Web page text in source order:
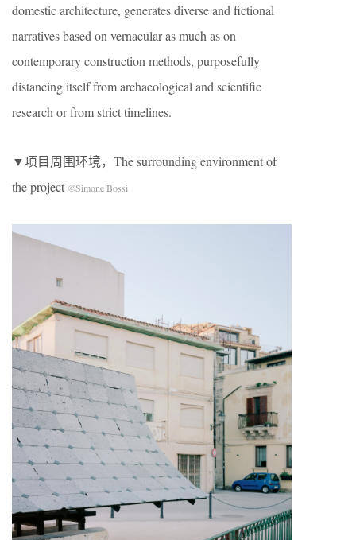
domestic architecture, generates diverse and fictional
narratives based on vernacular as much as on
contemporary construction methods, purposefully
distancing itself from archaeological and scientific
research or from strict timelines.
▼项目周围环境，The surrounding environment of
the project ©Simone Bossi